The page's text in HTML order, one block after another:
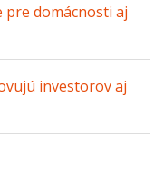
pre domácnosti aj
investorov aj